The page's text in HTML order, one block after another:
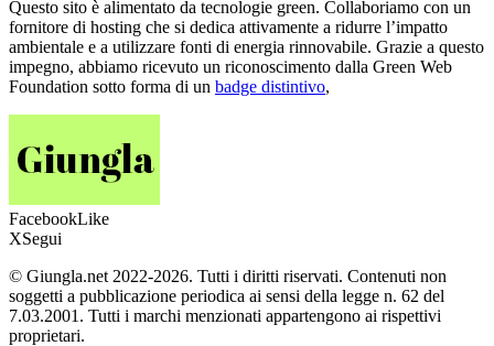
Questo sito è alimentato da tecnologie green. Collaboriamo con un
fornitore di hosting che si dedica attivamente a ridurre l’impatto
ambientale e a utilizzare fonti di energia rinnovabile. Grazie a questo
impegno, abbiamo ricevuto un riconoscimento dalla Green Web
Foundation sotto forma di un badge distintivo,
FacebookLike
XSegui
© Giungla.net 2022-2026. Tutti i diritti riservati. Contenuti non
soggetti a pubblicazione periodica ai sensi della legge n. 62 del
7.03.2001. Tutti i marchi menzionati appartengono ai rispettivi
proprietari.